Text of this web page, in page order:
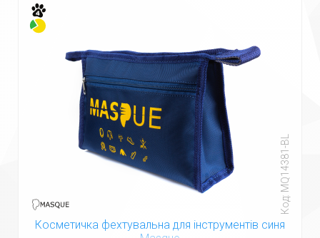
Код: MQ14381-BL
Косметичка фехтувальна для інструментів синя